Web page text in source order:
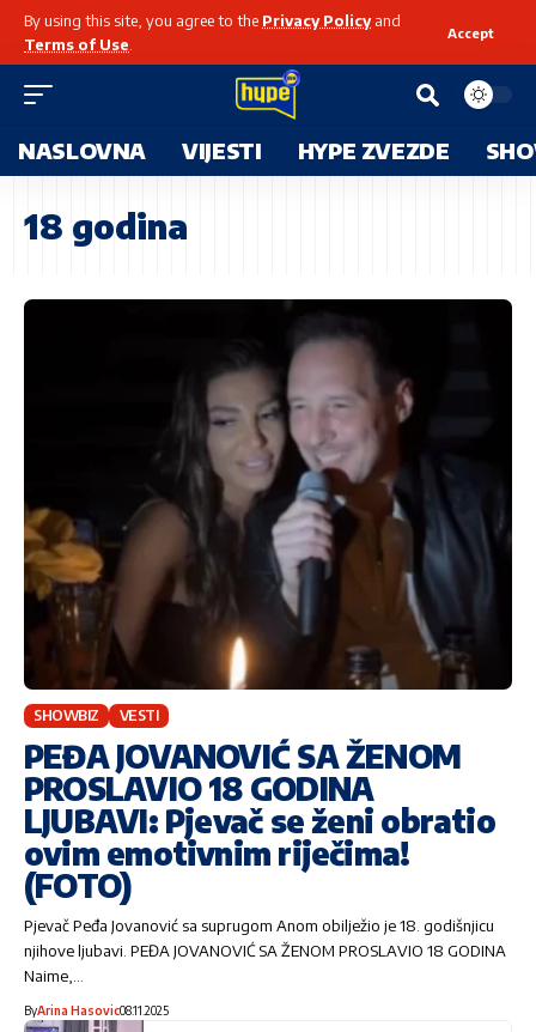
By using this site, you agree to the Privacy Policyand
Terms of Use
Accept
NASLOVNA VIJESTI HYPE ZVEZDE
18 godina
SHOWBIZ VESTI
PEĐA JOVANOVIĆ SA ŽENOM
PROSLAVIO 18 GODINA
LJUBAVI: Pjevač se ženi obratio
ovim emotivnim riječima!
(FOTO)
Pjevač Peđa Jovanović sa suprugom Anom obilježio je 18. godišnjicu
njihove ljubavi. PEĐA JOVANOVIĆ SA ŽENOM PROSLAVIO 18 GODINA
Naime,…
ByArina Hasovic08.11.2025